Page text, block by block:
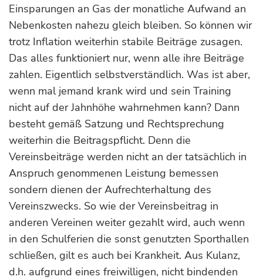
Einsparungen an Gas der monatliche Aufwand an
Nebenkosten nahezu gleich bleiben. So können wir
trotz Inflation weiterhin stabile Beiträge zusagen.
Das alles funktioniert nur, wenn alle ihre Beiträge
zahlen. Eigentlich selbstverständlich. Was ist aber,
wenn mal jemand krank wird und sein Training
nicht auf der Jahnhöhe wahrnehmen kann? Dann
besteht gemäß Satzung und Rechtsprechung
weiterhin die Beitragspflicht. Denn die
Vereinsbeiträge werden nicht an der tatsächlich in
Anspruch genommenen Leistung bemessen
sondern dienen der Aufrechterhaltung des
Vereinszwecks. So wie der Vereinsbeitrag in
anderen Vereinen weiter gezahlt wird, auch wenn
in den Schulferien die sonst genutzten Sporthallen
schließen, gilt es auch bei Krankheit. Aus Kulanz,
d.h. aufgrund eines freiwilligen, nicht bindenden